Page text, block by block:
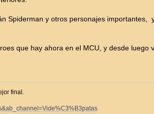
Spiderman y otros personajes
que hay ahora en el MCU, y desde
final.